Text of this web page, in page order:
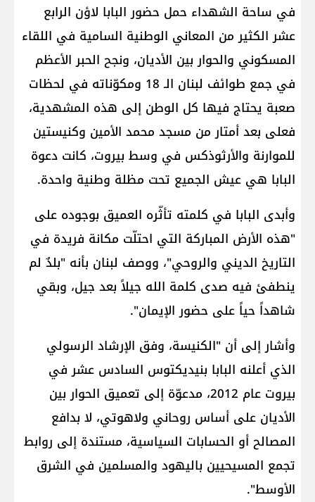
في ساحة الشهداء حمل حضور البابا لاؤن الرابع
عشر الكثير من المعاني الوطنية السامية في اللقاء
المسكوني والحوار بين الأديان، ونجح الحبر الأعظم
في جمع طوائف لبنان الـ 18 ومكوّناته في لحظات
صعبة يحتاج فيها كل الوطن إلى هذه المشهدية،
فعلى بعد أمتار من مسجد محمد الأمين وكنيستين
للموارنة والأرثوذكس في وسط بيروت، كانت دعوة
البابا هي عيش الجميع تحت مظلة وطنية واحدة.
وأبدى البابا في كلمته تأثّره العميق بوجوده على
"هذه الأرض المباركة التي احتلّت مكانة فريدة في
التاريخ الديني والروحي"، ووصف لبنان بأنه "بلدٌ لم
ينطفئ فيه صدى كلمة الله جيلاً بعد جيل، وبقي
شاهداً حياً على حضور الإيمان".
وأشار إلى أن "الكنيسة، وفق الإرشاد الرسولي
الذي أعلنه البابا بنيديكتوس السادس عشر في
بيروت عام 2012، مدعوّة إلى تعميق الحوار بين
الأديان على أساس روحاني ولاهوتي، لا بدافع
المصالح أو الحسابات السياسية، مستندة إلى روابط
تجمع المسيحيين باليهود والمسلمين في الشرق
الأوسط".